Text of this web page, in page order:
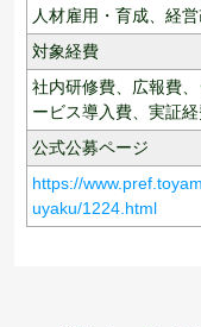
人材雇用・育成、 経
対象経費
社内研修費、広報費
ービス導入費、実証
公式公募ページ
https://
uyaku/1224.html